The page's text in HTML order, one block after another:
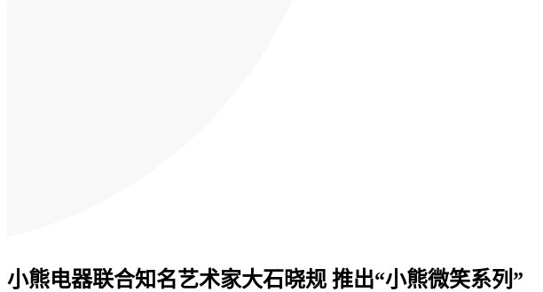
小熊电器联合知名艺术家大石晓规 推出“小熊微笑系列”